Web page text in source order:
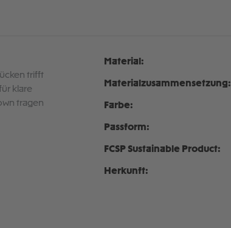
trifft
klare
tragen
Material:
Materialzusammensetzung:
Farbe:
Passform:
FCSP Sustainable Product:
Herkunft: